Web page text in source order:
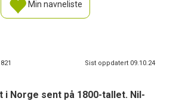
Min navneliste
821 Sist oppdatert 09.10.24
i Norge sent på 1800-tallet. Nil-